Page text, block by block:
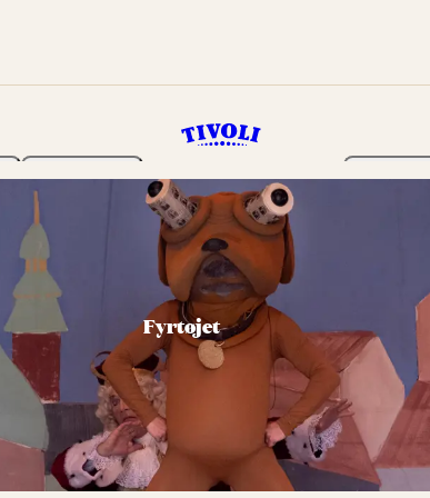
Program Billetter
Fyrtøjet